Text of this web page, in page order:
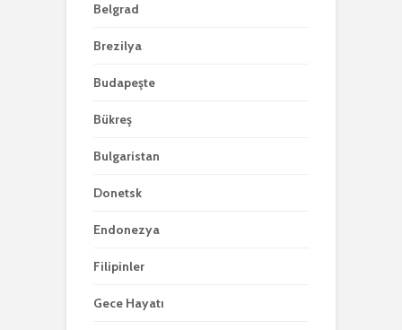
Belgrad
Brezilya
Budapeşte
Bükreş
Bulgaristan
Donetsk
Endonezya
Filipinler
Gece Hayatı